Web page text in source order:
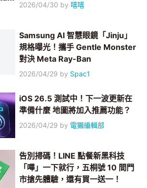
2026/04/30 by 嘻嘻
Samsung AI 智慧眼鏡「Jinju」
規格曝光！攜手 Gentle Monster
對決 Meta Ray-Ban
2026/04/29 by Spac1
iOS 26.5 測試中！下一波更新在
準備什麼 地圖將加入推薦功能？
2026/04/29 by 電獺編輯部
告別掃碼！LINE 點餐新黑科技
「嗶」一下就行，五桐號 10 間門
市搶先體驗，還有買一送一！